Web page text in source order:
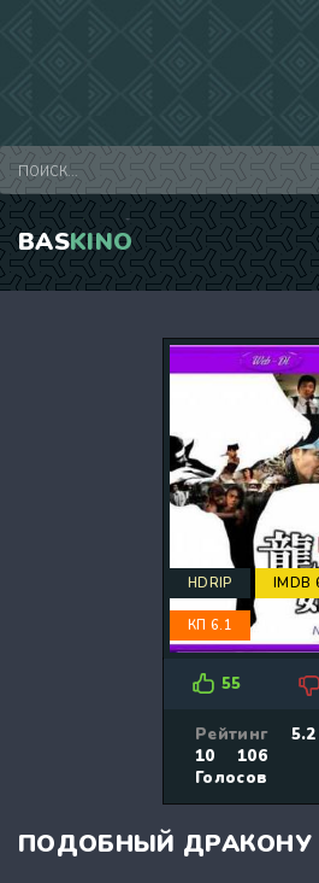
BASKINO
HDRIP IMDB
КП 6.1
55
Рейтинг
10
106
Голосов
ПОДОБНЫЙ ДРАКОНУ